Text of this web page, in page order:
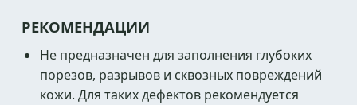
РЕКОМЕНДАЦИИ
Не предназначен для заполнения глубоких
порезов, разрывов и сквозных повреждений
кожи. Для таких дефектов рекомендуется